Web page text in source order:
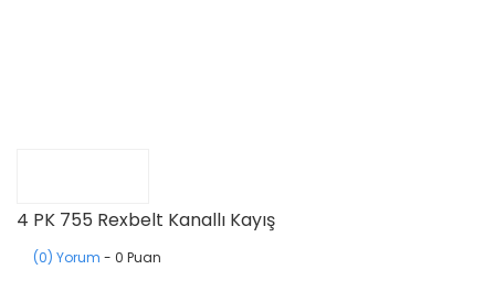
4 PK 755 Rexbelt Kanallı Kayış
(0) Yorum - 0 Puan